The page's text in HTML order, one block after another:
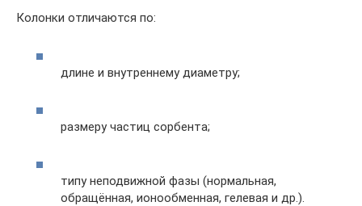
Колонки отличаются по:
длине и внутреннему диаметру;
размеру частиц сорбента;
типу неподвижной фазы (нормальная,
обращённая, ионообменная, гелевая и др.).